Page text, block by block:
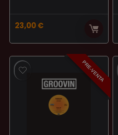
23,00€
PRE-VENTA